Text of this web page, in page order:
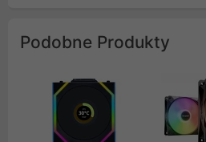
Podobne Produkty